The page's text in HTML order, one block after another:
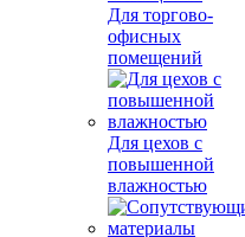
Для торгово-
офисных
помещений
Для цехов с
повышенной
влажностью